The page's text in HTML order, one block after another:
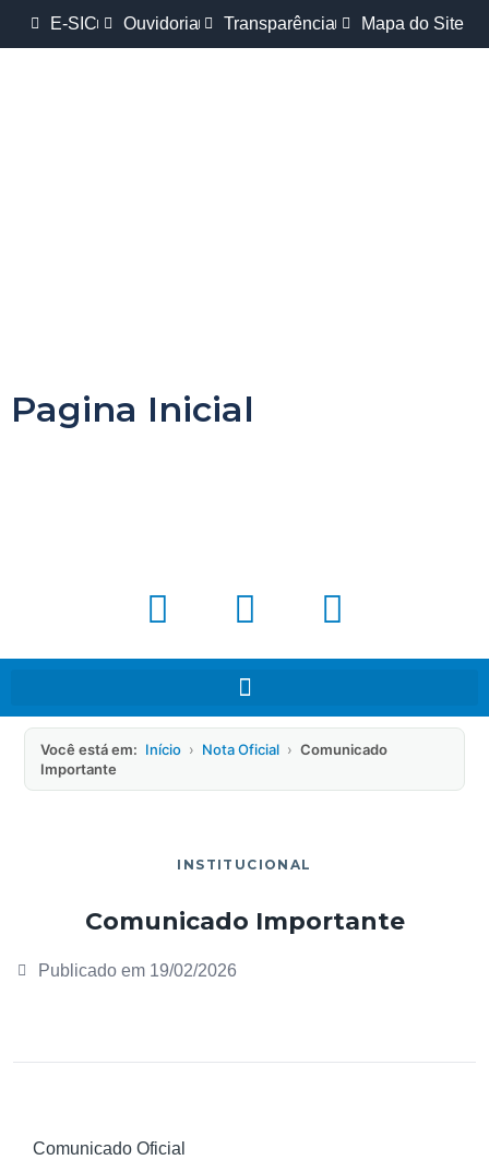
E-SIC Ouvidoria Transparência Mapa do Site
Pagina Inicial
Você está em: Início › Nota Oficial › Comunicado
Importante
INSTITUCIONAL
Comunicado Importante
Publicado em 19/02/2026
Comunicado Oficial